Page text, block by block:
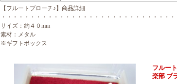
【フルートブローチ♪】商品詳細
・・・・・・・・・・・・・・・・・・・・・・・・・・・・・・
サイズ：約４０mm
素材：メタル
※ギフトボックス
フルー
楽部 ブ